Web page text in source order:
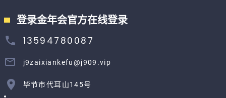
登录金年会官方在线登录
13594780087
j9zaixiankefu@j909.vip
毕节市代耳山145号